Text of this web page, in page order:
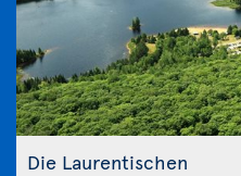
Die Laurentischen